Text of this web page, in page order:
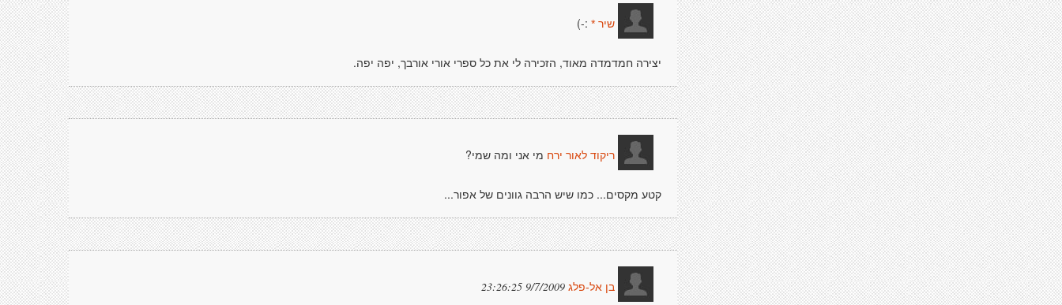
שיר * :-)
יצירה חמדמדה מאוד, הזכירה לי את כל ספרי אורי אורבך, יפה יפה.
ריקוד לאור ירח מי אני ומה שמי?
קטע מקסים... כמו שיש הרבה גוונים של אפור...
בן אל-פלג 9/7/2009 23:26:25